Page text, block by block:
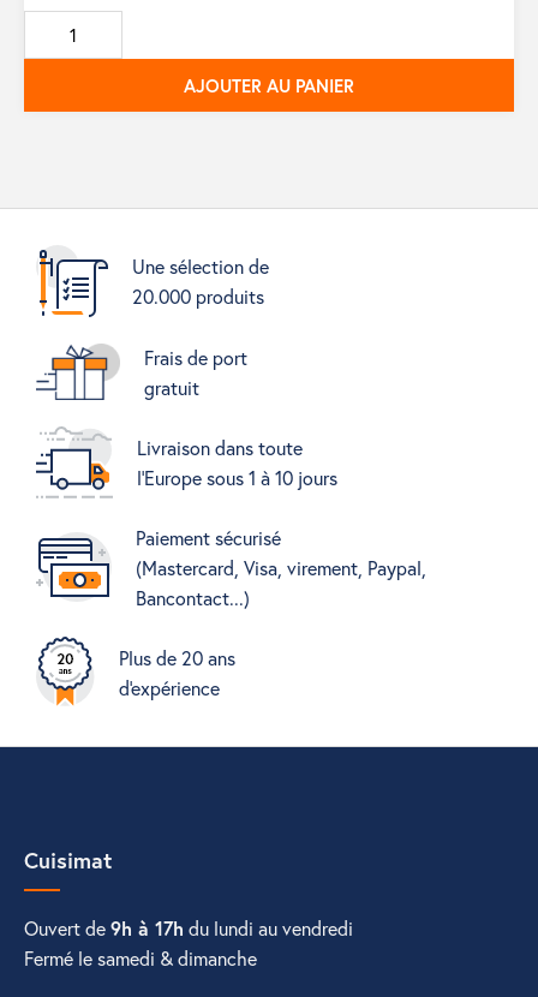
de
base
AJOUTER AU PANIER
Une sélection de
20.000 produits
Frais de port
gratuit
Livraison dans toute
l'Europe sous 1 à 10 jours
Paiement sécurisé
(Mastercard, Visa, virement, Paypal,
Bancontact...)
Plus de 20 ans
d'expérience
Cuisimat
Ouvert de9h à 17h du lundi au vendredi
Fermé le samedi & dimanche